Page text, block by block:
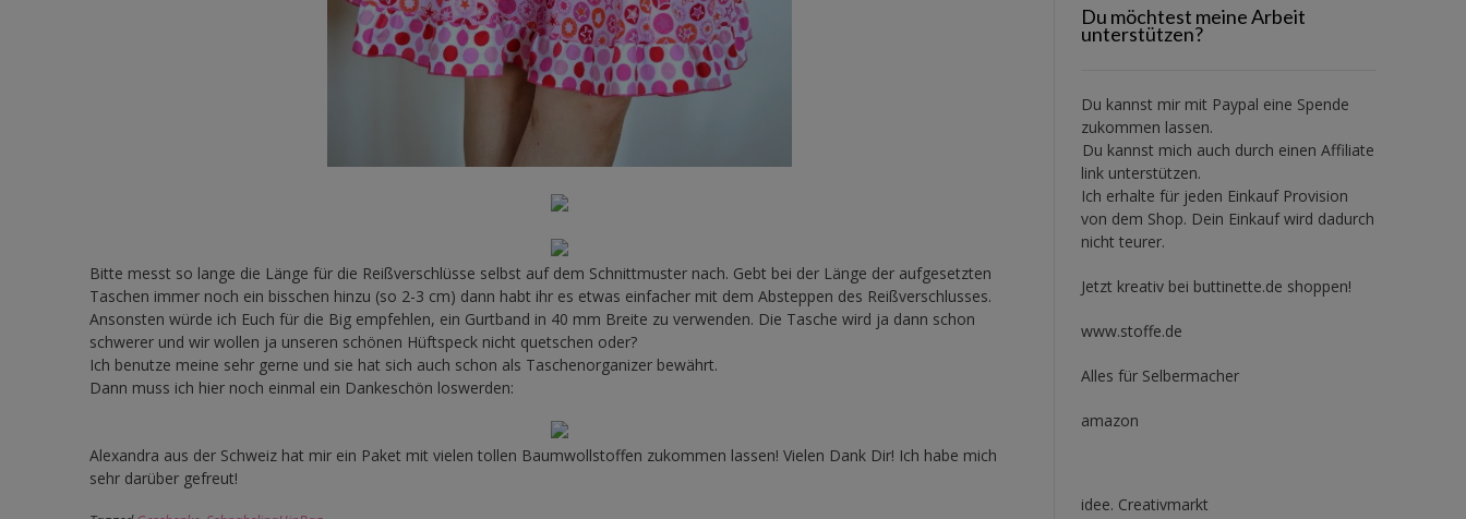
Bitte messt so lange die Länge für die Reißverschlüsse selbst auf dem Schnittmuster nach. Gebt bei der Länge der aufgesetzten
Taschen immer noch ein bisschen hinzu (so 2-3 cm) dann habt ihr es etwas einfacher mit dem Absteppen des Reißverschlusses.
Ansonsten würde ich Euch für die Big empfehlen, ein Gurtband in 40 mm Breite zu verwenden. Die Tasche wird ja dann schon
schwerer und wir wollen ja unseren schönen Hüftspeck nicht quetschen oder?
Ich benutze meine sehr gerne und sie hat sich auch schon als Taschenorganizer bewährt.
Dann muss ich hier noch einmal ein Dankeschön loswerden:
Alexandra aus der Schweiz hat mir ein Paket mit vielen tollen Baumwollstoffen zukommen lassen! Vielen Dank Dir! Ich habe mich
sehr darüber gefreut!
Du möchtest meine Arbeit
unterstützen?
Du kannst mir mit Paypal eine Spende
zukommen lassen.
Du kannst mich auch durch einen Affiliate
link unterstützen.
Ich erhalte für jeden Einkauf Provision
von dem Shop. Dein Einkauf wird dadurch
nicht teurer.
Jetzt kreativ bei buttinette.de shoppen!
www.stoffe.de
Alles für Selbermacher
amazon
idee. Creativmarkt